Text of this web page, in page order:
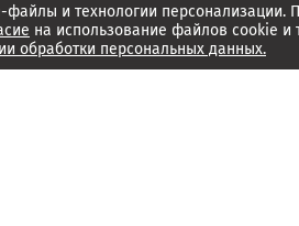
и технологии персонализации.
на использование файлов cookie и
обработки персональных данных.